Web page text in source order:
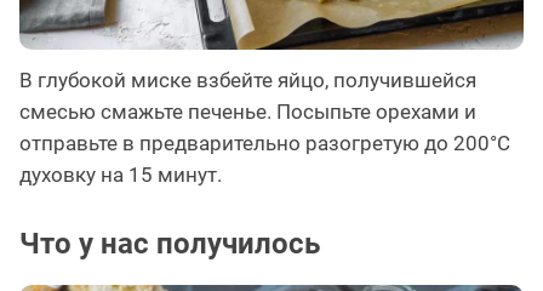
В глубокой миске взбейте яйцо, получившейся
смесью смажьте печенье. Посыпьте орехами и
отправьте в предварительно разогретую до 200°C
духовку на 15 минут.
Что у нас получилось